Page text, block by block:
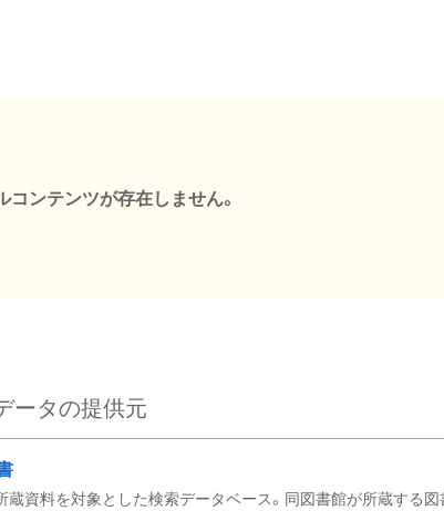
コンテンツが存在しません。
ータの提供元
資料を対象とした検索データベース。同図書館が所蔵する図